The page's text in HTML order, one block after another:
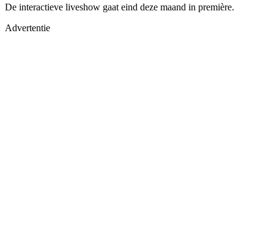
De interactieve liveshow gaat eind deze maand in première.
Advertentie